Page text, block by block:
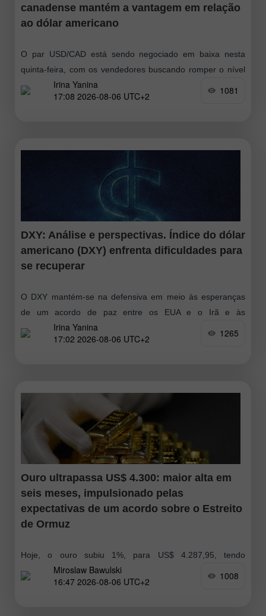
canadense mantém a vantagem em relação
ao dólar americano
O par USD/CAD está sendo negociado em baixa nesta
quinta-feira, com os vendedores buscando romper o nível
psicológico de 1,4000. Os preços do petróleo se
recuperaram ligeiramente após atingirem ontem
Irina Yanina
17:08 2026-08-06 UTC+2
1081
DXY: Análise e perspectivas. Índice do dólar
americano (DXY) enfrenta dificuldades para
se recuperar
O DXY mantém-se na defensiva em meio às esperanças
de um acordo de paz entre os EUA e o Irã e às
expectativas de um aumento mais moderado das taxas
Irina Yanina
17:02 2026-08-06 UTC+2
1265
Ouro ultrapassa US$ 4.300: maior alta em
seis meses, impulsionado pelas
expectativas de um acordo sobre o Estreito
de Ormuz
Hoje, o ouro subiu 1%, para US$ 4.287,95, tendo
registrado brevemente um ganho de 1,3% e testado a
marca de US$ 4.300. Isso dá continuidade ao maior
Miroslaw Bawulski
16:47 2026-08-06 UTC+2
1008